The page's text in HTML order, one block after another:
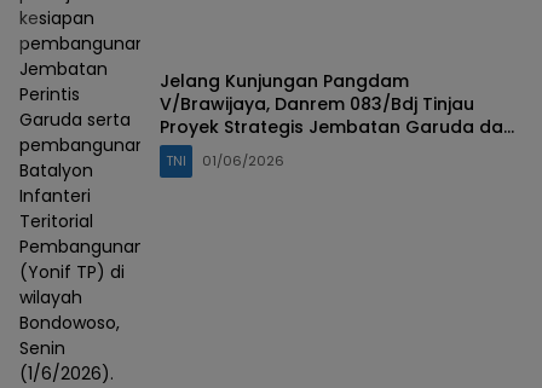
kesiapan
pembangunan
Jembatan
Perintis
Garuda serta
pembangunan
Batalyon
Infanteri
Teritorial
Pembangunan
(Yonif TP) di
wilayah
Bondowoso,
Senin
(1/6/2026).
Jelang Kunjungan Pangdam
V/Brawijaya, Danrem 083/Bdj Tinjau
Proyek Strategis Jembatan Garuda dan
Yonif TP di Bondowoso
TNI 01/06/2026